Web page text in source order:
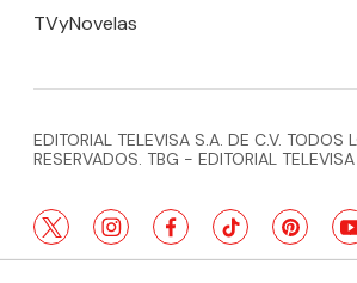
TVyNovelas
EDITORIAL TELEVISA S.A. DE C.V. TODOS
RESERVADOS. TBG - EDITORIAL
twitterinstagramfacebooktiktok